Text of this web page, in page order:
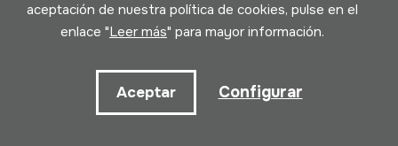
Contacto
aceptación de nuestra política de cookies, pulse en el
enlace "Leer más" para mayor información.
Aceptar Configurar